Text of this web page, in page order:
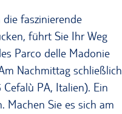
faszinierende
führt Sie Ihr Weg
Parco delle Madonie
Nachmittag schließlich
PA, Italien). Ein
Machen Sie es sich am